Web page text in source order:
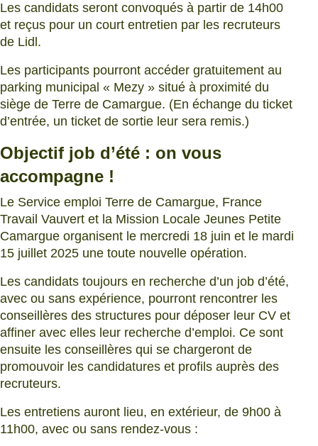
Les candidats seront convoqués à partir de 14h00
et reçus pour un court entretien par les recruteurs
de Lidl.
Les participants pourront accéder gratuitement au
parking municipal « Mezy » situé à proximité du
siège de Terre de Camargue. (En échange du ticket
d’entrée, un ticket de sortie leur sera remis.)
Objectif job d’été : on vous
accompagne !
Le Service emploi Terre de Camargue, France
Travail Vauvert et la Mission Locale Jeunes Petite
Camargue organisent le mercredi 18 juin et le mardi
15 juillet 2025 une toute nouvelle opération.
Les candidats toujours en recherche d’un job d’été,
avec ou sans expérience, pourront rencontrer les
conseillères des structures pour déposer leur CV et
affiner avec elles leur recherche d’emploi. Ce sont
ensuite les conseillères qui se chargeront de
promouvoir les candidatures et profils auprès des
recruteurs.
Les entretiens auront lieu, en extérieur, de 9h00 à
11h00, avec ou sans rendez-vous :